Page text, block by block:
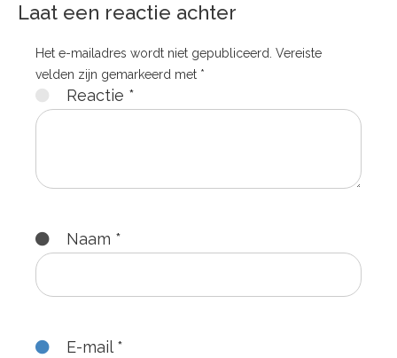
Laat een reactie achter
Het e-mailadres wordt niet gepubliceerd. Vereiste
velden zijn gemarkeerd met *
Reactie *
Naam *
E-mail *